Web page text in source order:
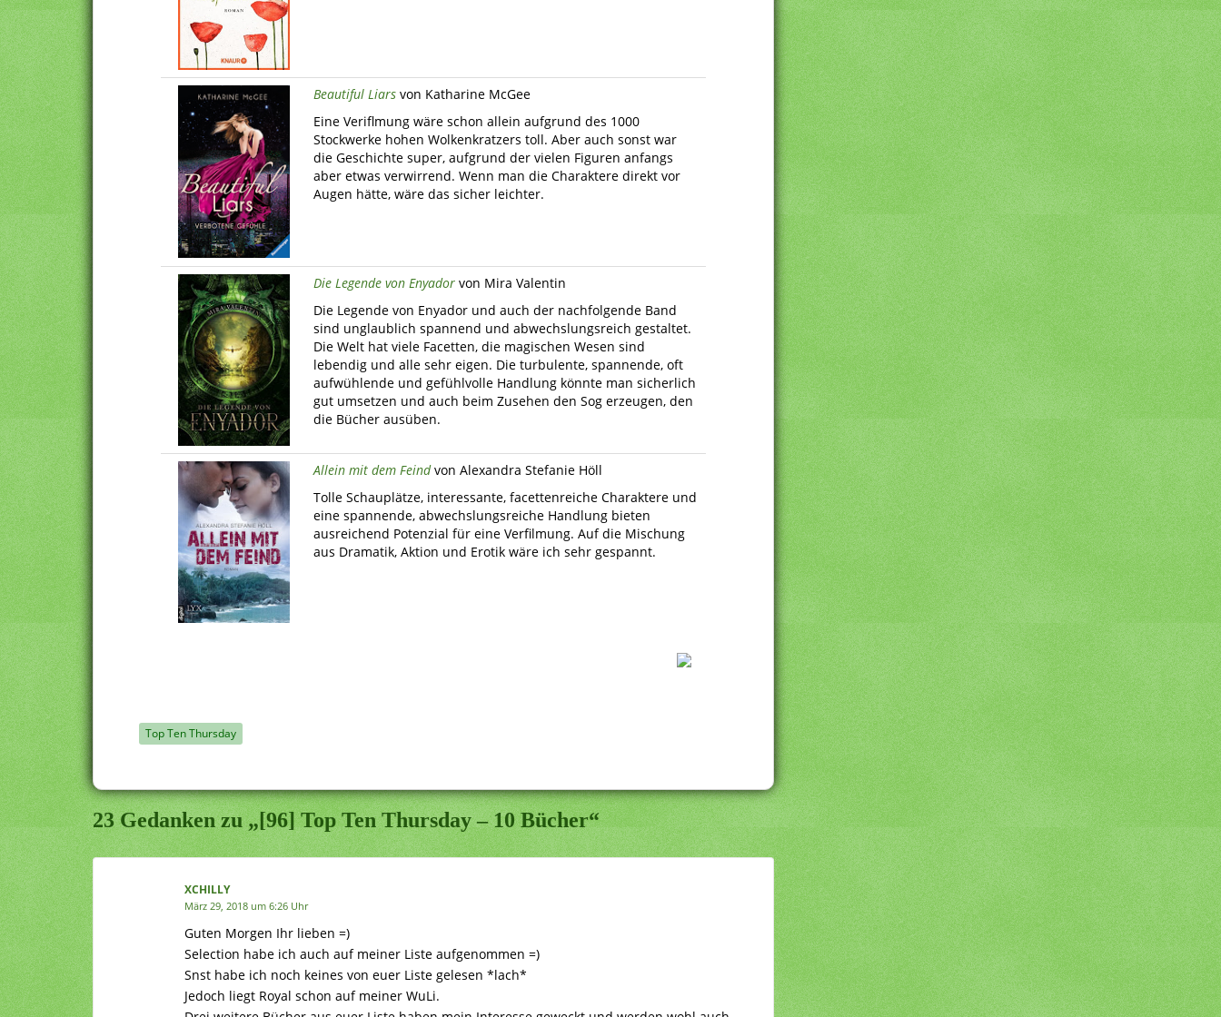
Beautiful Liars von Katharine McGee
Eine Veriflmung wäre schon allein aufgrund des 1000
Stockwerke hohen Wolkenkratzers toll. Aber auch sonst war
die Geschichte super, aufgrund der vielen Figuren anfangs
aber etwas verwirrend. Wenn man die Charaktere direkt vor
Augen hätte, wäre das sicher leichter.
Die Legende von Enyador von Mira Valentin
Die Legende von Enyador und auch der nachfolgende Band
sind unglaublich spannend und abwechslungsreich gestaltet.
Die Welt hat viele Facetten, die magischen Wesen sind
lebendig und alle sehr eigen. Die turbulente, spannende, oft
aufwühlende und gefühlvolle Handlung könnte man sicherlich
gut umsetzen und auch beim Zusehen den Sog erzeugen, den
die Bücher ausüben.
Allein mit dem Feind von Alexandra Stefanie Höll
Tolle Schauplätze, interessante, facettenreiche Charaktere und
eine spannende, abwechslungsreiche Handlung bieten
ausreichend Potenzial für eine Verfilmung. Auf die Mischung
aus Dramatik, Aktion und Erotik wäre ich sehr gespannt.
Top Ten Thursday
23 Gedanken zu „[96] Top Ten Thursday – 10 Bücher“
XCHILLY
März 29, 2018 um 6:26 Uhr
Guten Morgen Ihr lieben =)
Selection habe ich auch auf meiner Liste aufgenommen =)
Snst habe ich noch keines von euer Liste gelesen *lach*
Jedoch liegt Royal schon auf meiner WuLi.